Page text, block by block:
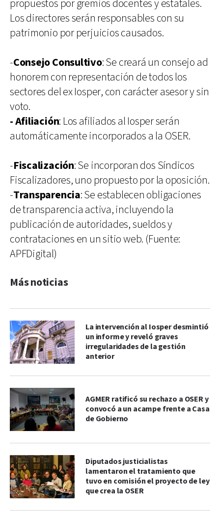
propuestos por gremios docentes y estatales.
Los directores serán responsables con su
patrimonio por perjuicios causados.
-Consejo Consultivo: Se creará un consejo ad
honorem con representación de todos los
sectores del ex Iosper, con carácter asesor y sin
voto.
- Afiliación: Los afiliados al Iosper serán
automáticamente incorporados a la OSER.
-Fiscalización: Se incorporan dos Síndicos
Fiscalizadores, uno propuesto por la oposición.
-Transparencia: Se establecen obligaciones
de transparencia activa, incluyendo la
publicación de autoridades, sueldos y
contrataciones en un sitio web. (Fuente:
APFDigital)
Más noticias
La intervención al Iosper desmintió
un informe y reveló graves
irregularidades de la gestión
anterior
AGMER ratificó su rechazo a OSER y
convocó a un acampe frente a Casa
de Gobierno
Diputados justicialistas
lamentaron el tratamiento que
tuvo en comisión el proyecto de ley
que crea la OSER